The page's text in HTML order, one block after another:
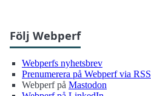
Följ Webperf
Webperfs nyhetsbrev
Prenumerera på Webperf via RSS
Webperf på Mastodon